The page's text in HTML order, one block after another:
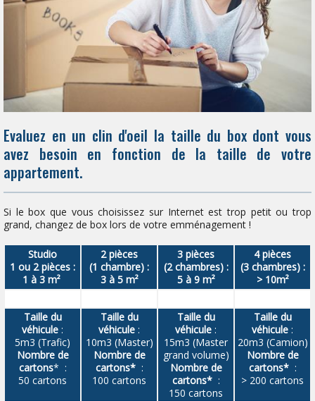
Evaluez en un clin d'oeil la taille du box dont vous
avez besoin en fonction de la taille de votre
appartement.
Si le box que vous choisissez sur Internet est trop petit ou trop
grand, changez de box lors de votre emménagement !
Studio
1 ou 2 pièces :
1 à 3 m²
2 pièces
(1 chambre) :
3 à 5 m²
3 pièces
(2 chambres) :
5 à 9 m²
4 pièces
(3 chambres) :
> 10m²
Taille du
véhicule :
5m3 (Trafic)
Nombre de
cartons* :
50 cartons
Taille du
véhicule :
10m3 (Master)
Nombre de
cartons*:
100 cartons
Taille du
véhicule :
15m3 (Master
grand volume)
Nombre de
cartons*:
150 cartons
Taille du
véhicule :
20m3 (Camion)
Nombre de
cartons*:
> 200 cartons